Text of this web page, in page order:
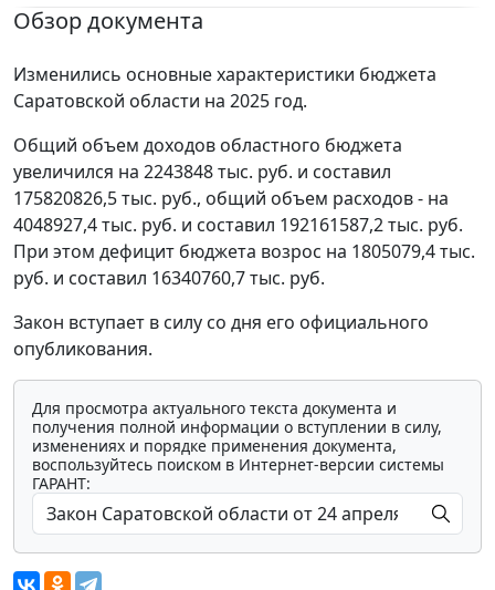
Обзор документа
Изменились основные характеристики бюджета
Саратовской области на 2025 год.
Общий объем доходов областного бюджета
увеличился на 2243848 тыс. руб. и составил
175820826,5 тыс. руб., общий объем расходов - на
4048927,4 тыс. руб. и составил 192161587,2 тыс. руб.
При этом дефицит бюджета возрос на 1805079,4 тыс.
руб. и составил 16340760,7 тыс. руб.
Закон вступает в силу со дня его официального
опубликования.
Для просмотра актуального текста документа и
получения полной информации о вступлении в силу,
изменениях и порядке применения документа,
воспользуйтесь поиском в Интернет-версии системы
ГАРАНТ: